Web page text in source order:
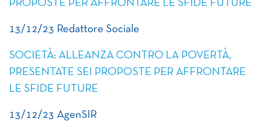
PROPOSTE PER AFFRONTARE LE SFIDE FUTURE
13/12/23 Redattore Sociale
SOCIETÀ: ALLEANZA CONTRO LA POVERTÀ,
PRESENTATE SEI PROPOSTE PER AFFRONTARE
LE SFIDE FUTURE
13/12/23 AgenSIR